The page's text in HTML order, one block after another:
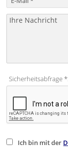
Sicherheitsabfrage *:
Ich bin mit der